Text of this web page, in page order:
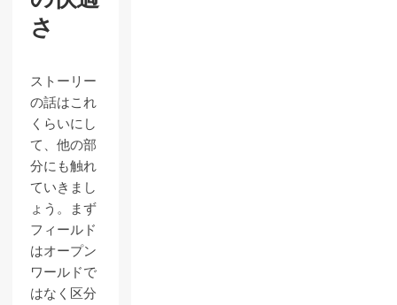
さ
ストーリー
の話はこれ
くらいにし
て、他の部
分にも触れ
ていきまし
ょう。まず
フィールド
はオープン
ワールドで
はなく区分